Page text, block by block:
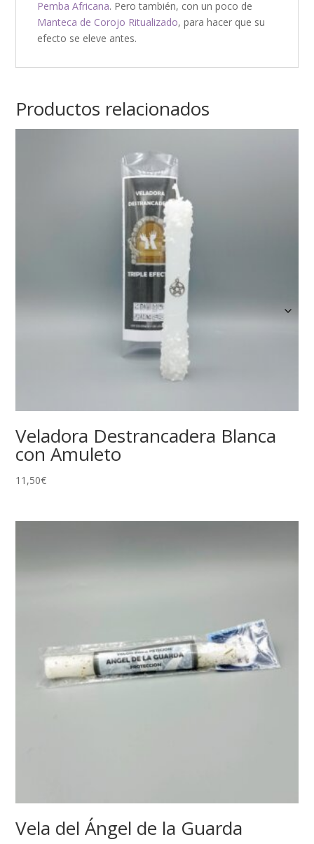
Pemba Africana. Pero también, con un poco de
Manteca de Corojo Ritualizado, para hacer que su
efecto se eleve antes.
Productos relacionados
Veladora Destrancadera Blanca
con Amuleto
11,50€
Vela del Ángel de la Guarda